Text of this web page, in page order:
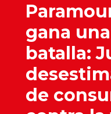
gana
batalla:
de